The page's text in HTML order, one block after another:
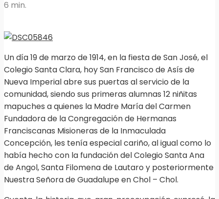
6 min.
Un día 19 de marzo de 1914, en la fiesta de San José, el
Colegio Santa Clara, hoy San Francisco de Asís de
Nueva Imperial abre sus puertas al servicio de la
comunidad, siendo sus primeras alumnas 12 niñitas
mapuches a quienes la Madre María del Carmen
Fundadora de la Congregación de Hermanas
Franciscanas Misioneras de la Inmaculada
Concepción, les tenía especial cariño, al igual como lo
había hecho con la fundación del Colegio Santa Ana
de Angol, Santa Filomena de Lautaro y posteriormente
Nuestra Señora de Guadalupe en Chol – Chol.